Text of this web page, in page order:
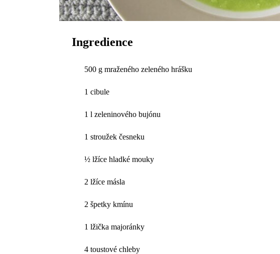
Ingredience
500 g mraženého zeleného hrášku
1 cibule
1 l zeleninového bujónu
1 stroužek česneku
½ lžíce hladké mouky
2 lžíce másla
2 špetky kmínu
1 lžička majoránky
4 toustové chleby